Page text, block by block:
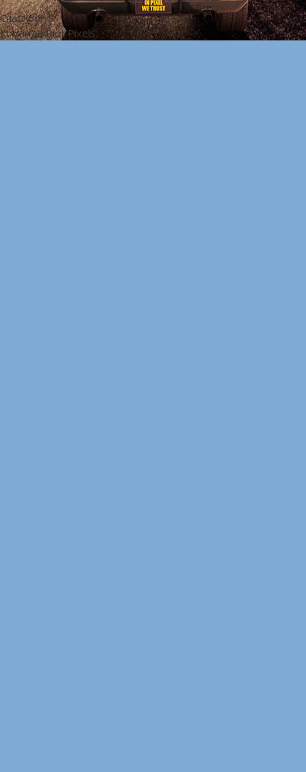
Спасибо!
Команда Riot Pixels.